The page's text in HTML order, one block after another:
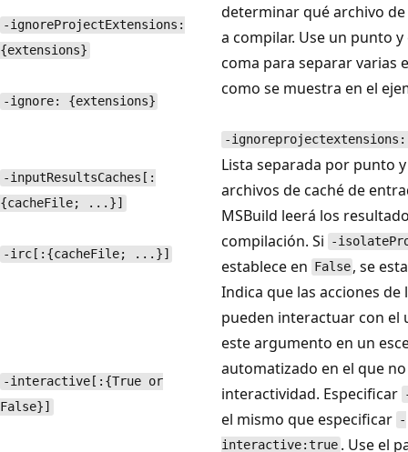
-ignoreProjectExtensions:
{extensions}
-ignore: {extensions}
determinar qué archivo
a compilar. Use un punto
coma para separar varias
como se muestra en el
-
-inputResultsCaches[:
{cacheFile; ...}]
-irc[:{cacheFile; ...}]
Lista separada por punto
archivos de caché de
MSBuild leerá los
compilación. Si
-
establece en False , se
-interactive[:{True or
False}]
Indica que las acciones de
pueden interactuar con el
este argumento en un
automatizado en el que
interactividad. Especificar
el mismo que especificar -
interactive:true . Use el